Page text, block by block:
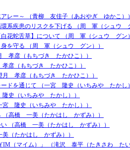
アレー～ （青柳 友佳子（あおやぎ ゆかこ））
環系疾患のリスクを下げる （周 軍（シュウ
白花蛇舌草】について （周 軍（シュウ グン
身を守る （周 軍（シュウ グン））
孝彦（もちづき たかひこ））
彦（もちづき たかひこ））
月 孝彦（もちづき たかひこ））
ドを通じて （一宮 隆史（いちみや たかし
史（いちみや たかし））
宮 隆史（いちみや たかし））
（高橋 一美（たかはし かずみ））
い （高橋 一美（たかはし かずみ））
（たかはし かずみ））
（マイム）」 （滝沢 泰平（たきさわ たい